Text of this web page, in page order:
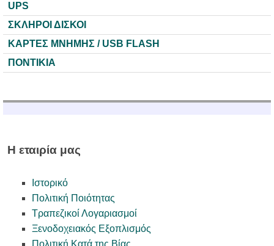
UPS
ΣΚΛΗΡΟΙ ΔΙΣΚΟΙ
ΚΑΡΤΕΣ ΜΝΗΜΗΣ / USB FLASH
ΠΟΝΤΙΚΙΑ
Η εταιρία μας
Ιστορικό
Πολιτική Ποιότητας
Τραπεζικοί Λογαριασμοί
Ξενοδοχειακός Εξοπλισμός
Πολιτική Κατά της Βίας